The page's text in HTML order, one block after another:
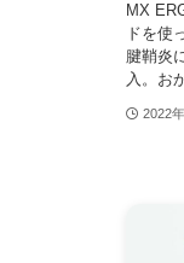
MX
ドを使
腱鞘炎
入。お
2022